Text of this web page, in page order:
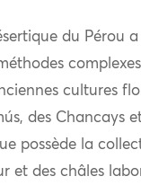
du Pérou
cultures
des Chancays
possède la
et des châles